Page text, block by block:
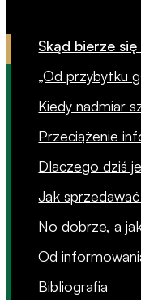
Skąd bierze
„Od przybytku
Kiedy nadmiar
Przeciążenie
Dlaczego dziś
Jak
No dobrze, a
Od
Bibliografia